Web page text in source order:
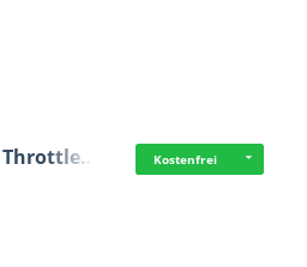
Throttle… Kostenfrei